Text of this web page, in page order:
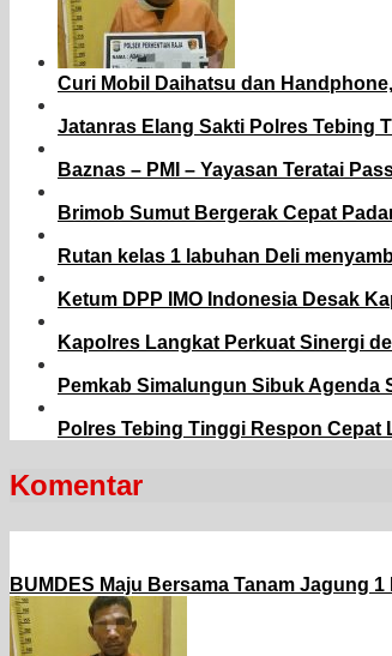
Curi Mobil Daihatsu dan
Jatanras Elang Sakti Polres Tebing
Baznas – PMI – Yayasan Teratai
Brimob Sumut Bergerak Cepat
Rutan kelas 1 labuhan Deli
Ketum DPP IMO Indonesia Desak
Kapolres Langkat Perkuat Sinergi
Pemkab Simalungun Sibuk Agenda
Polres Tebing Tinggi Respon
Komentar
BUMDES Maju Bersama Tanam Jagung